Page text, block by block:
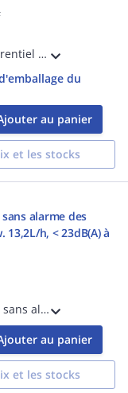
L'interrupteur différentiel Hager CDA765F, 2 poles 63 A 30 mA Type A à Borne décalée assure la protection des personnes contre les contacts indirects et les installations contre les courants de fuite à la terre.
du
au panier
et les stocks
alarme des
h, < 23dB(A) à
Pompe de relevage sans alarme pour climatiseur jusqu'a 10kw. 13,2L/h, < 23dB(A) à 1m. Pompe compacte et économique. Avec son filtre moulé intégré et son réservoir démontable, elle permet à moindre coût de relever les eaux des condensats.
au panier
et les stocks